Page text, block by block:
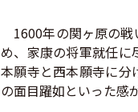
1600年の関ヶ原の戦
め、家康の将軍就任
本願寺と西本願寺に分
の面目躍如といった感